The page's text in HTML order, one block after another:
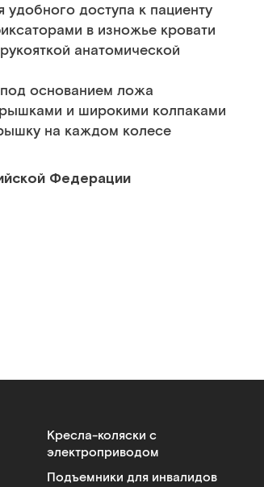
доступа к пациенту
в изножье кровати
анатомической
основанием ложа
и широкими колпаками
на каждом колесе
Федерации
Кресла-коляски с
электроприводом
Подъемники для инвалидов